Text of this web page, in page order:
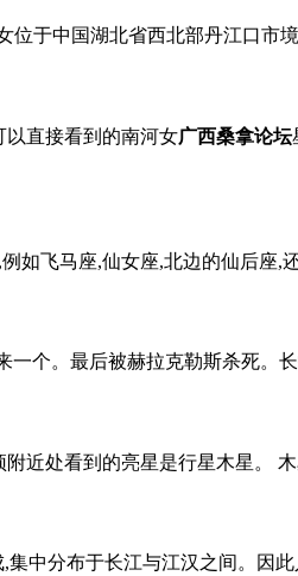
位于中国湖北省西北部丹江口市
以直接看到的南河女广西桑拿论坛
如飞马座,仙女座,北边的仙后座
个。最后被赫拉克勒斯杀死。
近处看到的亮星是行星木星。
中分布于长江与江汉之间。因